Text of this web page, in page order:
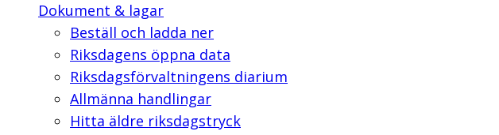
Dokument & lagar
Beställ och ladda ner
Riksdagens öppna data
Riksdagsförvaltningens diarium
Allmänna handlingar
Hitta äldre riksdagstryck